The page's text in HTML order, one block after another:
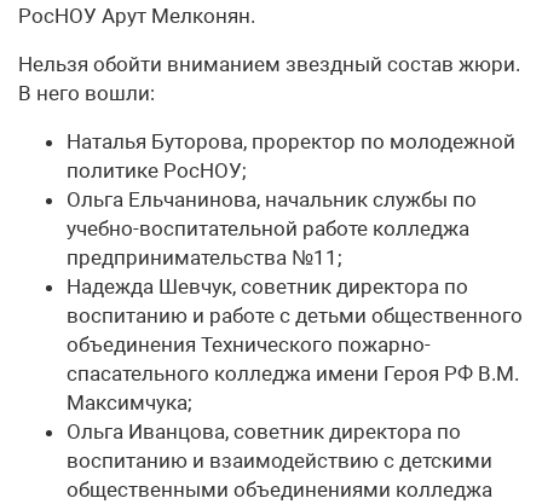
РосНОУ Арут Мелконян.
Нельзя обойти вниманием звездный состав жюри.
В него вошли:
Наталья Буторова, проректор по молодежной
политике РосНОУ;
Ольга Ельчанинова, начальник службы по
учебно-воспитательной работе колледжа
предпринимательства №11;
Надежда Шевчук, советник директора по
воспитанию и работе с детьми общественного
объединения Технического пожарно-
спасательного колледжа имени Героя РФ В.М.
Максимчука;
Ольга Иванцова, советник директора по
воспитанию и взаимодействию с детскими
общественными объединениями колледжа